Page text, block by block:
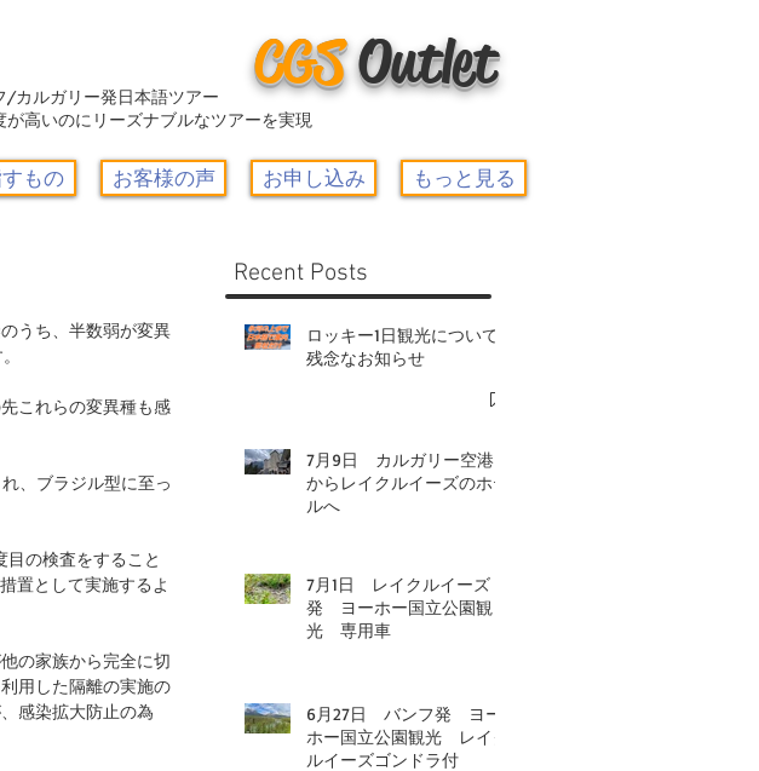
CGSOutlet
/カルガリー発日本語ツアー
が高いのにリーズナブルなツアーを実現
もの お客様の声 お申し込み もっと見る
うち、半数弱が変異
これらの変異種も感
、ブラジル型に至っ
目の検査をすること
置として実施するよ
の家族から完全に切
用した隔離の実施の
感染拡大防止の為
Recent Posts
ロッキー1日観光について-
残念なお知らせ
7月9日 カルガリー空港
からレイクルイーズのホテ
ルへ
7月1日 レイクルイーズ
発 ヨーホー国立公園観
光 専用車
6月27日 バンフ発 ヨー
ホー国立公園観光 レイク
ルイーズゴンドラ付